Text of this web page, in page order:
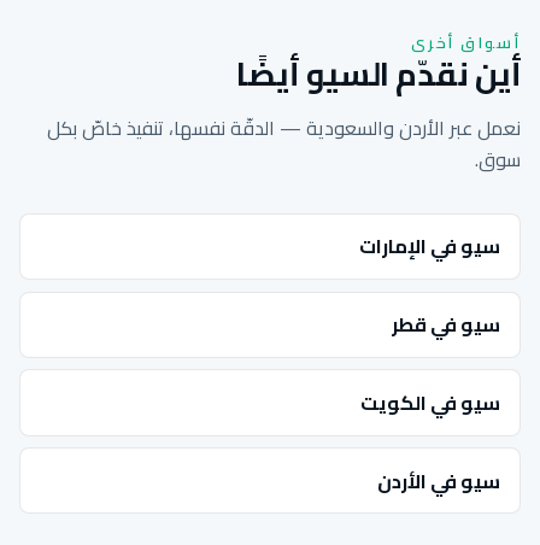
أسواق أخرى
أين نقدّم السيو أيضًا
نعمل عبر الأردن والسعودية — الدقّة نفسها، تنفيذ خاصّ بكل
سوق.
سيو في الإمارات
سيو في قطر
سيو في الكويت
سيو في الأردن